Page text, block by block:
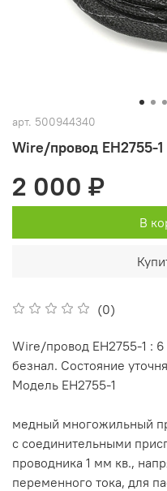
арт. 500944340
Wire/провод EH2755-1
(0)
2 000 ₽
В
Wire/провод EH2755-1 :
безнал. Состояние
Модель EH2755-1
медный многожильный
с соединительными
проводника 1 мм кв.,
переменного тока, для